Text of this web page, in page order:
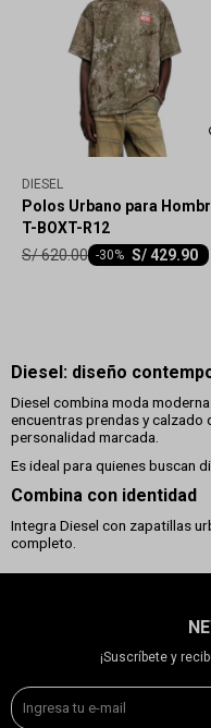
DIESEL
Polos Urbano para
T-BOXT-R12
S/429.90
-30
S/620.00
Diesel: diseño
Diesel combina moda
encuentras prendas y
personalidad marcada.
Es ideal para quienes buscan
Combina con identidad
Integra Diesel con zapatillas
completo.
¡Suscríbete y